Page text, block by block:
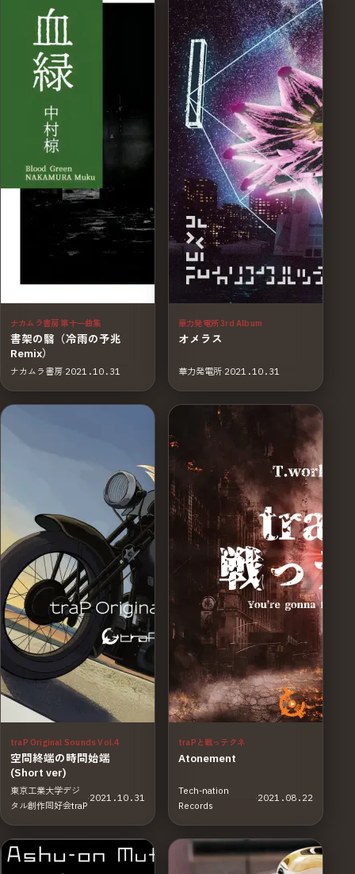
ナカムラ書房 第十一曲集
書架の翳（冷雨の予兆
Remix）
ナカムラ書房·2021.10.31
華力発電所 3rd Album
オメラス
華力発電所·2021.10.31
traP Original Sounds Vol.4
空間終端の時間始端
(Short ver)
東京工業大学デジ
タル創作同好会traP
·2021.10.31
traPと戦っテクネ
Atonement
Tech-nation
Records
·2021.08.22